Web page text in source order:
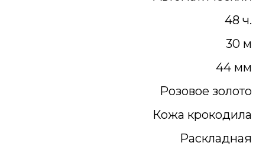
48 ч.
30 м
44 мм
Розовое золото
Кожа крокодила
Раскладная